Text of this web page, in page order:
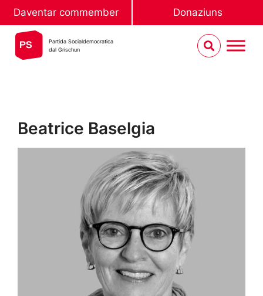
Daventar commember Donaziuns
Partida Socialdemocratica
dal Grischun
Beatrice Baselgia